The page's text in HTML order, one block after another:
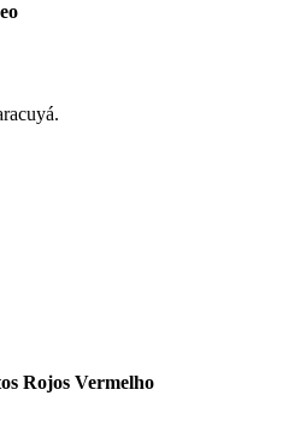
Rojos Vermelho